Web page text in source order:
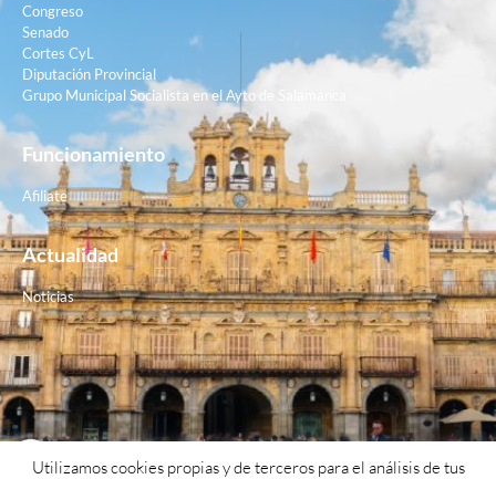
Congreso
Senado
Cortes CyL
Diputación Provincial
Grupo Municipal Socialista en el Ayto de Salamanca
Funcionamiento
Afiliate
Actualidad
Noticias
Contacto
Utilizamos cookies propias y de terceros para el análisis de tus